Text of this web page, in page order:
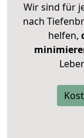
Wir sind für
nach
helfen,